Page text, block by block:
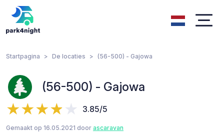
Startpagina De locaties (56-500) - Gajowa
(56-500) - Gajowa
3.85/5
Gemaakt op 16.05.2021 door ascaravan